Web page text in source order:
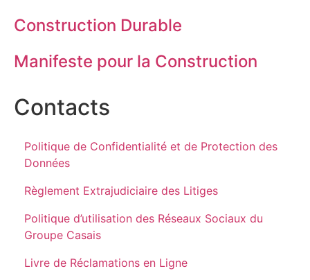
Construction Durable
Manifeste pour la Construction
Contacts
Politique de Confidentialité et de Protection des
Données
Règlement Extrajudiciaire des Litiges
Politique d’utilisation des Réseaux Sociaux du
Groupe Casais
Livre de Réclamations en Ligne